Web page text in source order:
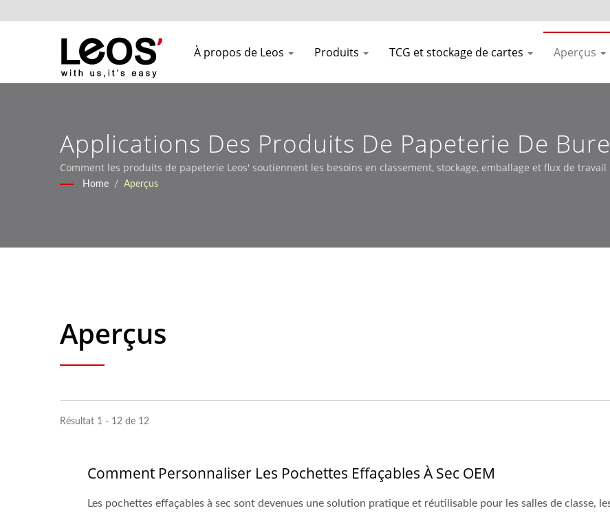
À propos de Leos Produits TCG et stockage de cartes Aperçus
Applications Des Produits De Papeterie De
Comment les produits de papeterie Leos' soutiennent les besoins en classement, stockage, emballage et flux de travail
Home / Aperçus
Aperçus
Résultat 1 - 12 de 12
Comment Personnaliser Les Pochettes Effaçables À Sec OEM
Les pochettes effaçables à sec sont devenues une solution pratique et réutilisable pour les salles de classe,